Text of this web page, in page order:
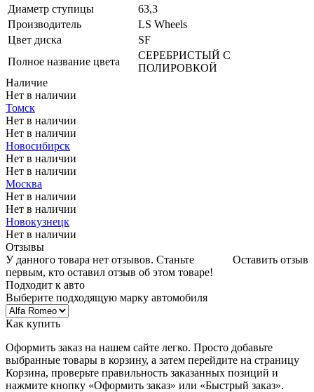
Диаметр ступицы
63,3
Производитель
LS Wheels
Цвет диска
SF
Полное название цвета
СЕРЕБРИСТЫЙ С
ПОЛИРОВКОЙ
Наличие
Нет в наличии
Томск
Нет в наличии
Нет в наличии
Новосибирск
Нет в наличии
Нет в наличии
Москва
Нет в наличии
Нет в наличии
Новокузнецк
Нет в наличии
Отзывы
Оставить отзыв
У данного товара нет отзывов. Станьте
первым, кто оставил отзыв об этом товаре!
Подходит к авто
Выберите подходящую марку автомобиля
Как купить
Оформить заказ на нашем сайте легко. Просто добавьте
выбранные товары в корзину, а затем перейдите на страницу
Корзина, проверьте правильность заказанных позиций и
нажмите кнопку «Оформить заказ» или «Быстрый заказ».